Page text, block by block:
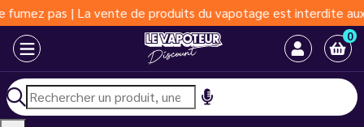
pas | La vente de produits du vapotage est interdite aux
0